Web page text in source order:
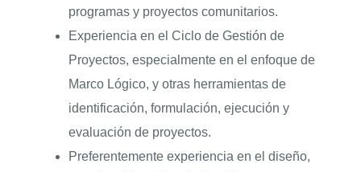
programas y proyectos comunitarios.
Experiencia en el Ciclo de Gestión de
Proyectos, especialmente en el enfoque de
Marco Lógico, y otras herramientas de
identificación, formulación, ejecución y
evaluación de proyectos.
Preferentemente experiencia en el diseño,